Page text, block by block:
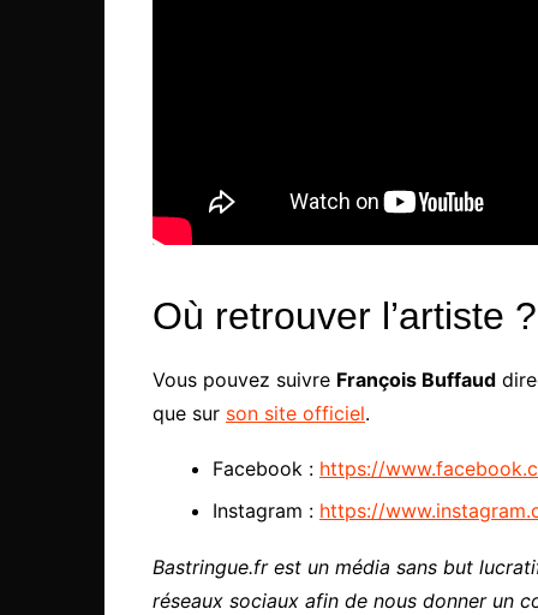
Où retrouver l’artiste ?
Vous pouvez suivre François Buffaud
que sur son site officiel.
Facebook : https://
Instagram : https://
Bastringue.fr est un média sans but
réseaux sociaux afin de nous donner un